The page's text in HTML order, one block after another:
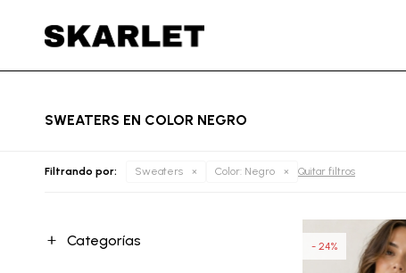
SWEATERS EN COLOR NEGRO
Filtrando por: Sweaters Color: Negro Quitar filtros
24
Categorías